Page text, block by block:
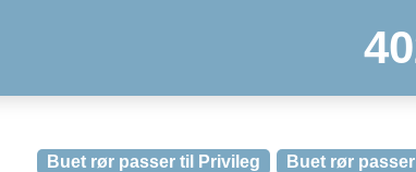
Buet rør passer til Privileg Buet rør